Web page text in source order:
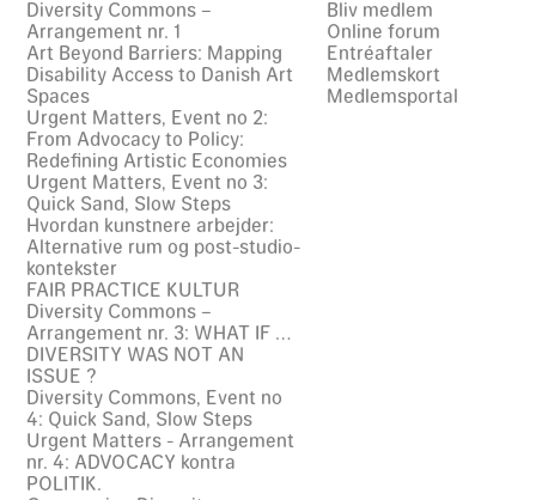
Diversity Commons –
Arrangement nr. 1
Art Beyond Barriers: Mapping
Disability Access to Danish Art
Spaces
Urgent Matters, Event no 2:
From Advocacy to Policy:
Redefining Artistic Economies
Urgent Matters, Event no 3:
Quick Sand, Slow Steps
Hvordan kunstnere arbejder:
Alternative rum og post-studio-
kontekster
FAIR PRACTICE KULTUR
Diversity Commons –
Arrangement nr. 3: WHAT IF …
DIVERSITY WAS NOT AN
ISSUE ?
Diversity Commons, Event no
4: Quick Sand, Slow Steps
Urgent Matters - Arrangement
nr. 4: ADVOCACY kontra
POLITIK.
Bliv medlem
Online forum
Entréaftaler
Medlemskort
Medlemsportal